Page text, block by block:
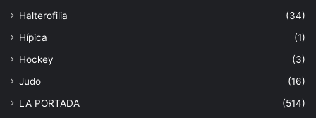
Halterofilia
(34)
Hípica
(1)
Hockey
(3)
Judo
(16)
LA PORTADA
(514)